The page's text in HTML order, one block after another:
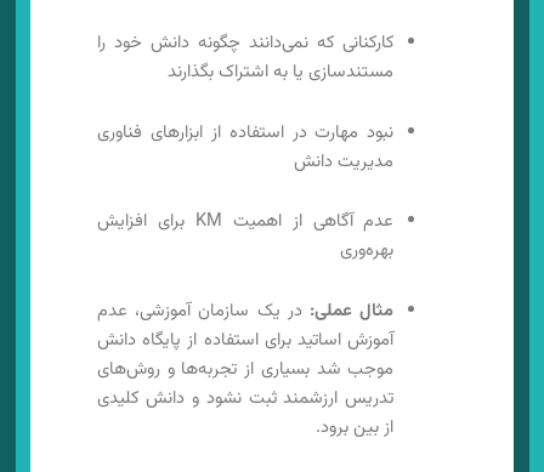
کارکنانی که نمی‌دانند چگونه دانش خود را
مستندسازی یا به اشتراک بگذارند
نبود مهارت در استفاده از ابزارهای فناوری
مدیریت دانش
عدم آگاهی از اهمیت KM برای افزایش
بهره‌وری
مثال عملی: در یک سازمان آموزشی، عدم
آموزش اساتید برای استفاده از پایگاه دانش
موجب شد بسیاری از تجربه‌ها و روش‌های
تدریس ارزشمند ثبت نشود و دانش کلیدی
از بین برود.